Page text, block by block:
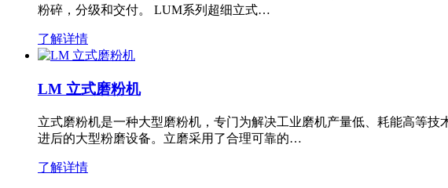
粉碎，分级和交付。 LUM系列超细立式…
了解详情
LM 立式磨粉机
立式磨粉机是一种大型磨粉机，专门为解决工业磨机产量低、耗能高等
进后的大型粉磨设备。立磨采用了合理可靠的…
了解详情